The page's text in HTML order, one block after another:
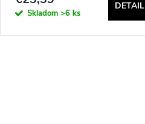
Skladom >6 ks
DETAIL